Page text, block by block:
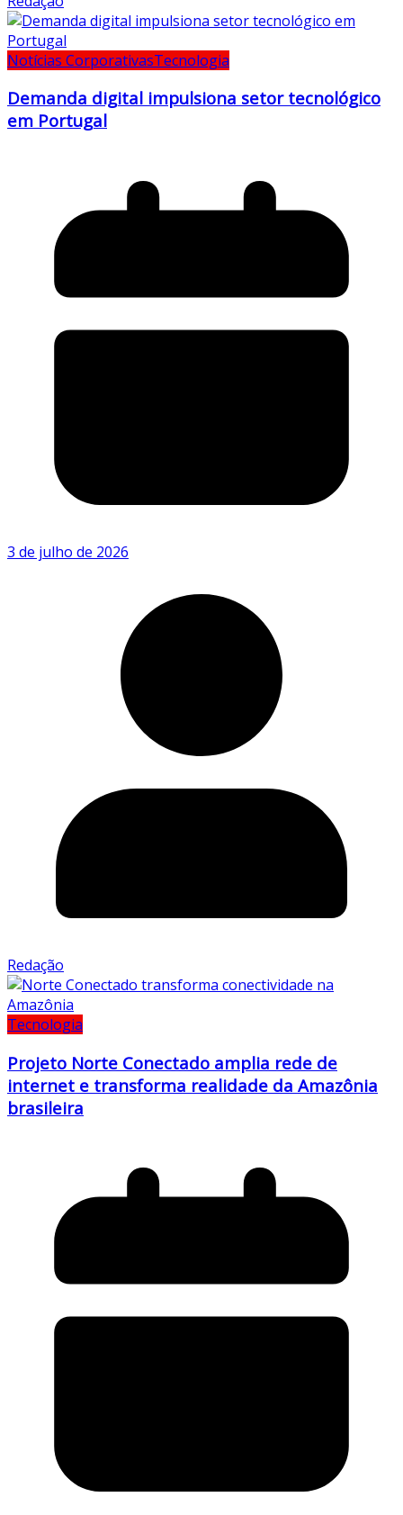
Notícias CorporativasTecnologia
Demanda digital impulsiona setor tecnológico
em Portugal
3 de julho de 2026
Redação
Tecnologia
Projeto Norte Conectado amplia rede de
internet e transforma realidade da Amazônia
brasileira